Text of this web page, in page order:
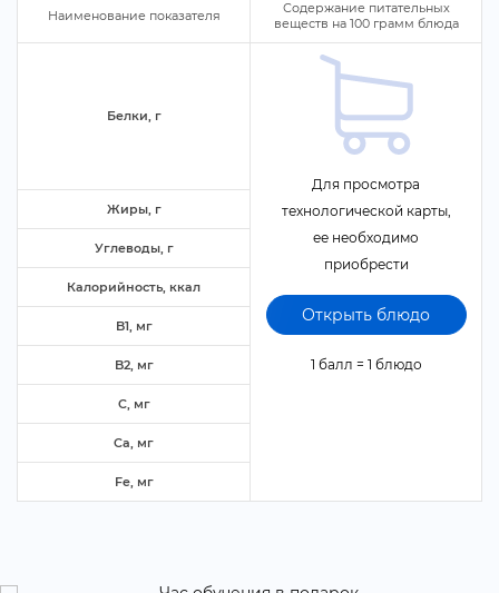
Наименование показателя
Содержание питательных
еществ на 100рамм блюда
Белки,
Для просмотра
технологической карты,
ее необходимо
приобрести
Открыть блюдо
1 балл = 1 блюдо
Жиры,
Углеводы,
Калорийность, ккал
B1, м
B2, м
C, м
Ca, м
Fe, м